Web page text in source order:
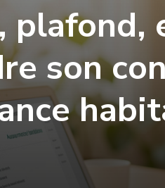
plafond,
son